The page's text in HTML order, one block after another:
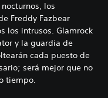
los
Freddy Fazbear
los intrusos. Glamrock
y la guardia de
cada puesto de
será mejor que no
tiempo.